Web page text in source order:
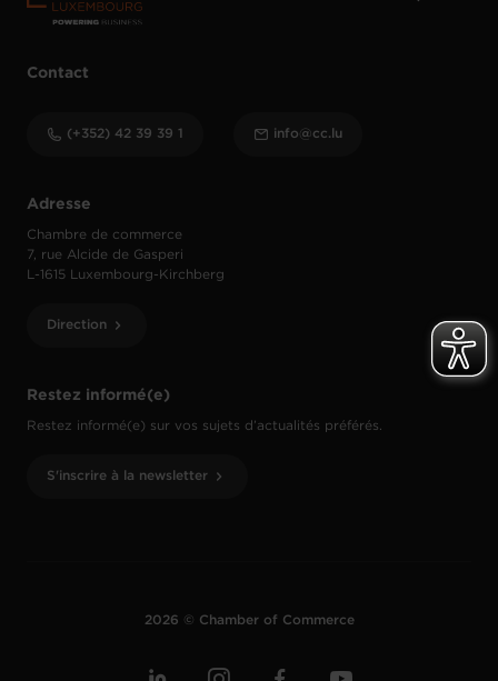
Restez informé(e)
Restez informé(e) sur vos sujets d’actualités préférés.
S'inscrire à la newsletter
Adresse
Chambre de commerce
7, rue Alcide de Gasperi
L-1615 Luxembourg-Kirchberg
Direction
Contact
(+352) 42 39 39 1 info@cc.lu
2026 © Chamber of Commerce